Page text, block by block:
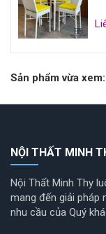
Sản phẩm vừa xem:
NỘI THẤT MINH
Nội Thất Minh Thy
mang đến giải pháp
nhu cầu của Quý